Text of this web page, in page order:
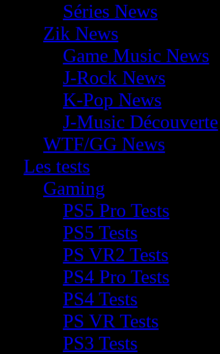
Séries News
Zik News
Game Music News
J-Rock News
K-Pop News
J-Music Découverte
WTF/GG News
Les tests
Gaming
PS5 Pro Tests
PS5 Tests
PS VR2 Tests
PS4 Pro Tests
PS4 Tests
PS VR Tests
PS3 Tests